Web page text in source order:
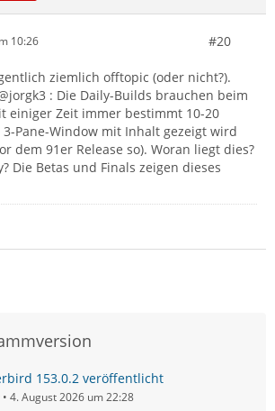
10:26 #20
ziemlich offtopic (oder nicht?).
: Die Daily-Builds brauchen beim
einiger Zeit immer bestimmt 10-20
3-Pane-Window mit Inhalt gezeigt wird
dem 91er Release so). Woran liegt dies?
Die Betas und Finals zeigen dieses
153.0.2 veröffentlicht
4. August 2026 um 22:28